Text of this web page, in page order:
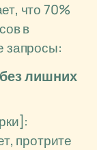
что 70%
в
запросы:
лишних
протрите